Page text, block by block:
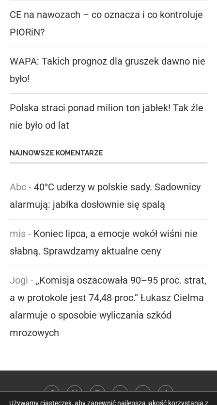
CE na nawozach – co oznacza i co kontroluje
PIORiN?
WAPA: Takich prognoz dla gruszek dawno nie
było!
Polska straci ponad milion ton jabłek! Tak źle
nie było od lat
NAJNOWSZE KOMENTARZE
Abc - 40°C uderzy w polskie sady. Sadownicy
alarmują: jabłka dosłownie się spalą
mis - Koniec lipca, a emocje wokół wiśni nie
słabną. Sprawdzamy aktualne ceny
Jogi - „Komisja oszacowała 90–95 proc. strat,
a w protokole jest 74,48 proc.” Łukasz Cielma
alarmuje o sposobie wyliczania szkód
mrozowych
Używamy ciasteczek, aby zapewnić najlepszą jakość korzystania z